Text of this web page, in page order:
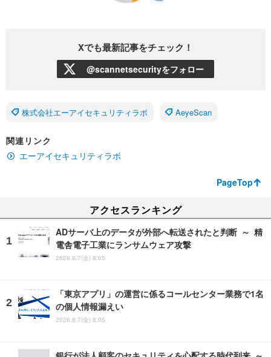
Xでも最新記事をチェック！
@scannetsecurityをフォロー
株式会社エーアイセキュリティラボ AeyeScan
関連リンク
エーアイセキュリティラボ
PageTop
アクセスランキング
ADサーバ上のデータが外部へ転送されたと判断 ～ 精
電舎電子工業にランサムウェア攻撃
2026.8.7(金) 8:05
「東京アプリ」の運営に係るコールセンター業務で1名
の個人情報漏えい
2026.8.7(金) 8:05
銀行が法人顧客のセキュリティを心配する時代到来 ～